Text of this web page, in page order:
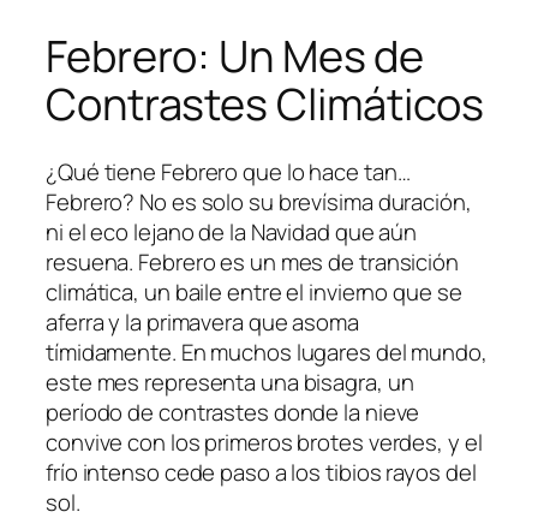
Febrero: Un Mes de
Contrastes Climáticos
¿Qué tiene Febrero que lo hace tan…
Febrero? No es solo su brevísima duración,
ni el eco lejano de la Navidad que aún
resuena. Febrero es un mes de transición
climática, un baile entre el invierno que se
aferra y la primavera que asoma
tímidamente. En muchos lugares del mundo,
este mes representa una bisagra, un
período de contrastes donde la nieve
convive con los primeros brotes verdes, y el
frío intenso cede paso a los tibios rayos del
sol.